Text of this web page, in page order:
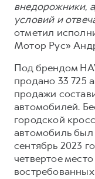
внедорожники,
условий и
отметил
Мотор Рус»
Под брендом
продано 33 725
продажи
автомобилей.
городской
автомобиль был
сентябрь 2023
четвертое